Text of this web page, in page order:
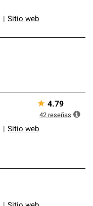
Sitio web
Sitio web
★ 4.79
42 reseñas